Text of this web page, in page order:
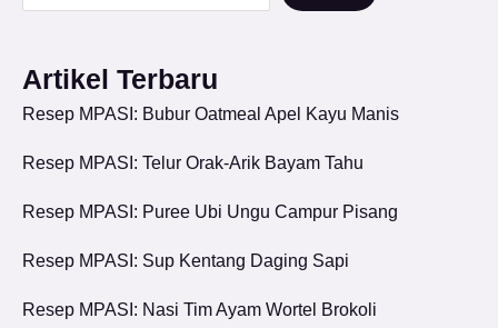
Artikel Terbaru
Resep MPASI: Bubur Oatmeal Apel Kayu Manis
Resep MPASI: Telur Orak-Arik Bayam Tahu
Resep MPASI: Puree Ubi Ungu Campur Pisang
Resep MPASI: Sup Kentang Daging Sapi
Resep MPASI: Nasi Tim Ayam Wortel Brokoli